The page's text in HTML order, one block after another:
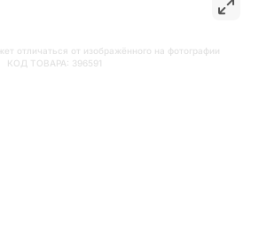
отличаться от изображённого на фотографии
КОД ТОВАРА: 396591